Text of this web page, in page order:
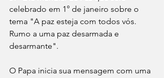
celebrado em 1° de janeiro sobre o
tema "A paz esteja com todos vós.
Rumo a uma paz desarmada e
desarmante".
O Papa inicia sua mensagem com uma